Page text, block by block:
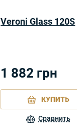
Veroni Glass 120S
1 882 грн
КУПИТЬ
Сравнить